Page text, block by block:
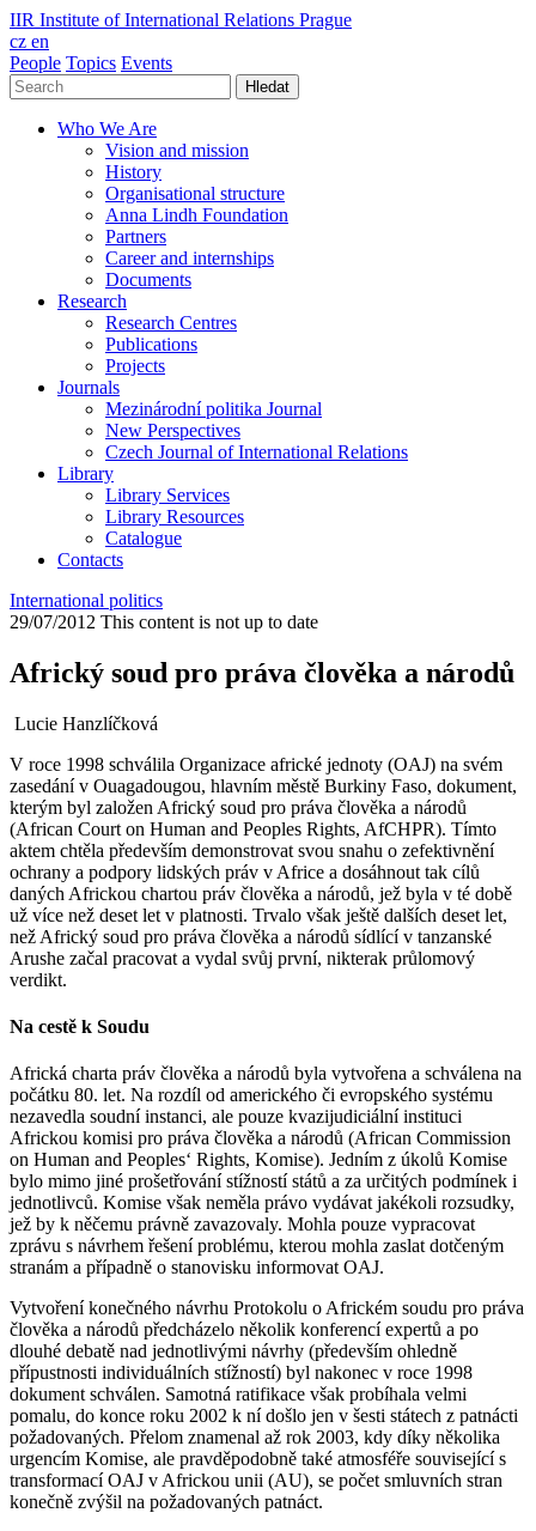
IIR Institute of International Relations Prague
cz en
People Topics Events
Hledat
Who We Are
Vision and mission
History
Organisational structure
Anna Lindh Foundation
Partners
Career and internships
Documents
Research
Research Centres
Publications
Projects
Journals
Mezinárodní politika Journal
New Perspectives
Czech Journal of International Relations
Library
Library Services
Library Resources
Catalogue
Contacts
International politics
29/07/2012 This content is not up to date
Africký soud pro práva člověka a národů
Lucie Hanzlíčková
V roce 1998 schválila Organizace africké jednoty (OAJ) na svém
zasedání v Ouagadougou, hlavním městě Burkiny Faso, dokument,
kterým byl založen Africký soud pro práva člověka a národů
(African Court on Human and Peoples Rights, AfCHPR). Tímto
aktem chtěla především demonstrovat svou snahu o zefektivnění
ochrany a podpory lidských práv v Africe a dosáhnout tak cílů
daných Africkou chartou práv člověka a národů, jež byla v té době
už více než deset let v platnosti. Trvalo však ještě dalších deset let,
než Africký soud pro práva člověka a národů sídlící v tanzanské
Arushe začal pracovat a vydal svůj první, nikterak průlomový
verdikt.
Na cestě k Soudu
Africká charta práv člověka a národů byla vytvořena a schválena na
počátku 80. let. Na rozdíl od amerického či evropského systému
nezavedla soudní instanci, ale pouze kvazijudiciální instituci
Africkou komisi pro práva člověka a národů (African Commission
on Human and Peoples‘ Rights, Komise). Jedním z úkolů Komise
bylo mimo jiné prošetřování stížností států a za určitých podmínek i
jednotlivců. Komise však neměla právo vydávat jakékoli rozsudky,
jež by k něčemu právně zavazovaly. Mohla pouze vypracovat
zprávu s návrhem řešení problému, kterou mohla zaslat dotčeným
stranám a případně o stanovisku informovat OAJ.
Vytvoření konečného návrhu Protokolu o Africkém soudu pro práva
člověka a národů předcházelo několik konferencí expertů a po
dlouhé debatě nad jednotlivými návrhy (především ohledně
přípustnosti individuálních stížností) byl nakonec v roce 1998
dokument schválen. Samotná ratifikace však probíhala velmi
pomalu, do konce roku 2002 k ní došlo jen v šesti státech z patnácti
požadovaných. Přelom znamenal až rok 2003, kdy díky několika
urgencím Komise, ale pravděpodobně také atmosféře související s
transformací OAJ v Africkou unii (AU), se počet smluvních stran
konečně zvýšil na požadovaných patnáct.